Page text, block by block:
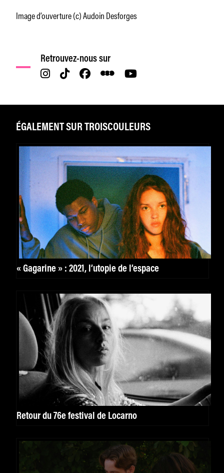
Image d’ouverture (c) Audoin Desforges
Retrouvez-nous sur
ÉGALEMENT SUR TROISCOULEURS
« Gagarine » : 2021, l’utopie de l’espace
Retour du 76e festival de Locarno